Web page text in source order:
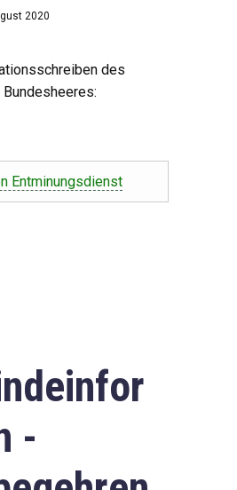
2020
des
Entminungsdienst
-